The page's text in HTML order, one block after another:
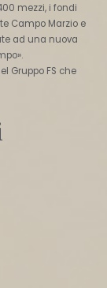
mezzi, i fondi
Campo Marzio e
ad una nuova
Gruppo FS che